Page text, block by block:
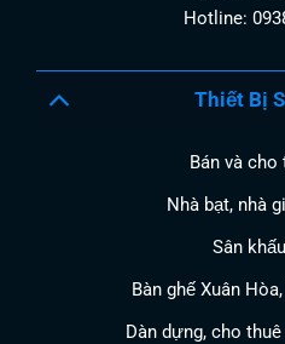
Hotline:
Thiết Bị
Bán và cho
Nhà bạt, nhà
Sân
Bàn ghế Xuân
Dàn dựng, cho